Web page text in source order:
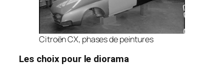
Citroën CX, phases de peintures
Les choix pour le diorama